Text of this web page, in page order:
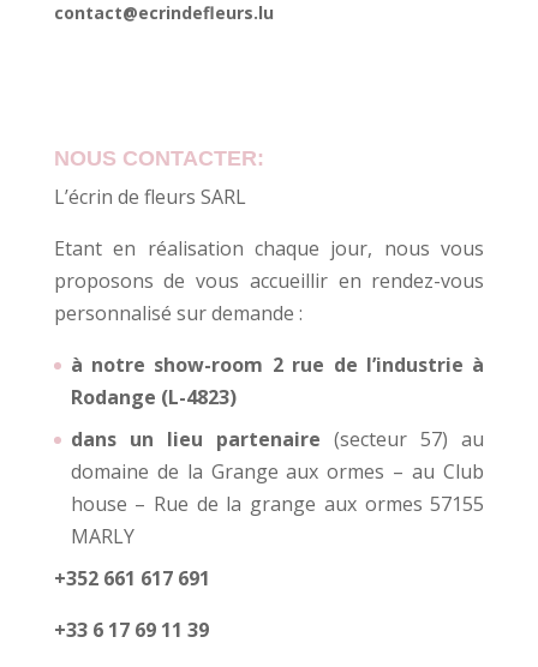
contact@ecrindefleurs.lu
NOUS CONTACTER:
L’écrin de fleurs SARL
Etant en réalisation chaque jour, nous vous
proposons de vous accueillir en rendez-vous
personnalisé sur demande :
à notre show-room 2 rue de l’industrie à
Rodange (L-4823)
dans un lieu partenaire (secteur 57) au
domaine de la Grange aux ormes – au Club
house – Rue de la grange aux ormes 57155
MARLY
+352 661 617 691
+33 6 17 69 11 39